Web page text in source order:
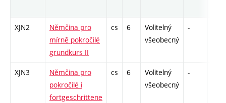
XJN2
Němčina pro
mírně pokročilé
grundkurs II
cs 6
Volitelný
všeobecný
-
XJN3
Němčina pro
pokročilé i
fortgeschrittene
cs 6
Volitelný
všeobecný
-